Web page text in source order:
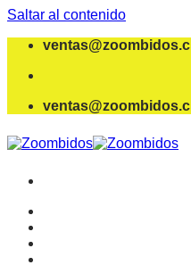
Saltar al contenido
ventas@zoombidos.cl
ventas@zoombidos.cl